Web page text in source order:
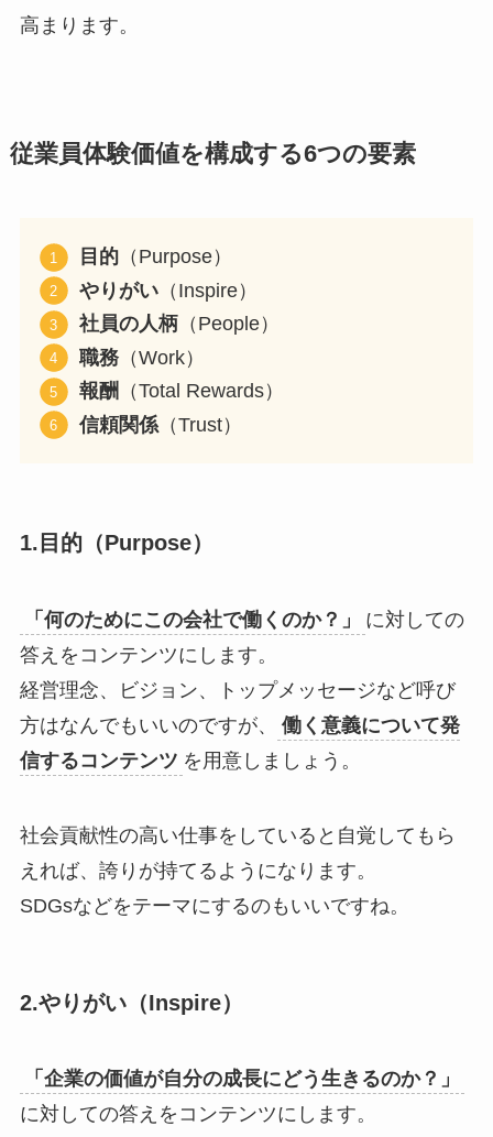
高まります。
従業員体験価値を構成する6つの要素
目的（Purpose）
やりがい（Inspire）
社員の人柄（People）
職務（Work）
報酬 （Total Rewards）
信頼関係（Trust）
1.目的（Purpose）
「何のためにこの会社で働くのか？」
に対しての
答えをコンテンツにします。
経営理念、ビジョン、トップメッセージなど呼び
方はなんでもいいのですが、
働く意義について発
信するコンテンツ を用意しましょう。
社会貢献性の高い仕事をしていると自覚してもら
えれば、誇りが持てるようになります。
SDGsなどをテーマにするのもいいですね。
2.やりがい（Inspire）
「企業の価値が自分の成長にどう生きるのか？」
に対しての答えをコンテンツにします。